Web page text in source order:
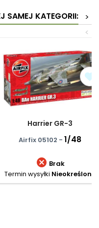
SAMEJ KATEGORII:
>
<
Harrier GR-3
Airfix 05102 - 1/48
 Brak
Termin wysyłki Nieokreślony